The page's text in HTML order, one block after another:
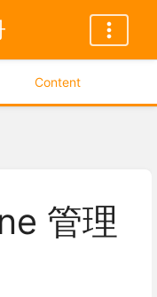
Content
管理